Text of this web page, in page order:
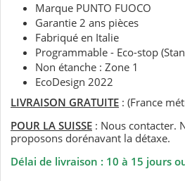
Marque PUNTO FUOCO
Garantie 2 ans pièces
Fabriqué en Italie
Programmable - Eco-stop
Non étanche : Zone 1
EcoDesign 2022
LIVRAISON GRATUITE : (France
POUR LA SUISSE : Nous contacter.
proposons dorénavant la détaxe.
Délai de livraison : 10 à 15 jours